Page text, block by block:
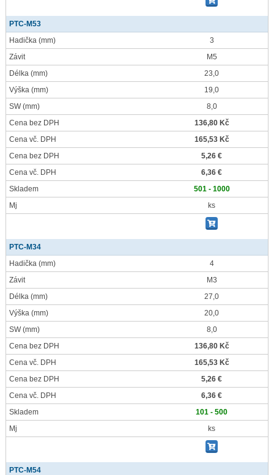
PTC-M53
Hadička (mm)
3
Závit
M5
Délka (mm)
23,0
Výška (mm)
19,0
SW(mm)
8,0
Cena bez DPH
136,80 Kč
Cena vč. DPH
165,53 Kč
Cena bez DPH
5,26 €
Cena vč. DPH
6,36 €
Skladem
501 - 1000
Mj
ks
PTC-M34
Hadička (mm)
4
Závit
M3
Délka (mm)
27,0
Výška (mm)
20,0
SW(mm)
8,0
Cena bez DPH
136,80 Kč
Cena vč. DPH
165,53 Kč
Cena bez DPH
5,26 €
Cena vč. DPH
6,36 €
Skladem
101 - 500
Mj
ks
PTC-M54